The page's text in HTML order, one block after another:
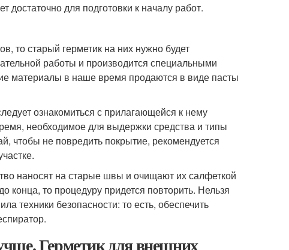
достаточно для подготовки к началу работ.
то старый герметик на них нужно будет
работы и производится специальными
материалы в наше время продаются в виде пасты
ознакомиться с прилагающейся к нему
необходимое для выдержки средства и типы
чтобы не повредить покрытие, рекомендуется
наносят на старые швы и очищают их салфеткой
конца, то процедуру придется повторить. Нельзя
техники безопасности: то есть, обеспечить
Герметик для внешних